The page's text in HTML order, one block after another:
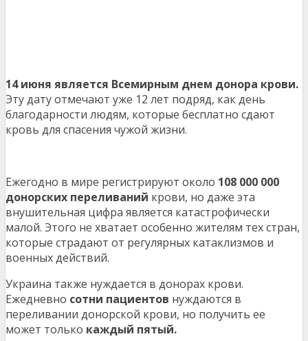
14 июня является Всемирным днем донора крови.
Эту дату отмечают уже 12 лет подряд, как день
благодарности людям, которые бесплатно сдают
кровь для спасения чужой жизни.
Ежегодно в мире регистрируют около 108 000 000
донорских переливаний крови, но даже эта
внушительная цифра является катастрофически
малой. Этого не хватает особенно жителям тех стран,
которые страдают от регулярных катаклизмов и
военных действий.
Украина также нуждается в донорах крови.
Ежедневно сотни пациентов нуждаются в
переливании донорской крови, но получить ее
может только каждый пятый.